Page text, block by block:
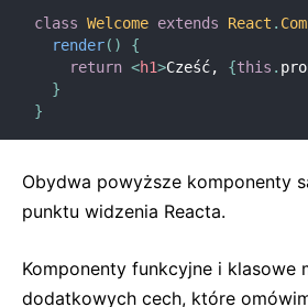
class Welcome extends React .
render( )
{
return <h1>Cześć, {this .
}
}
Obydwa powyższe komponenty
punktu widzenia Reacta.
Komponenty funkcyjne i klasowe
dodatkowych cech, które
React
React.Component
ReactDOM
ReactDOMClient
Elementy DOM
SyntheticEvent
Test Renderer